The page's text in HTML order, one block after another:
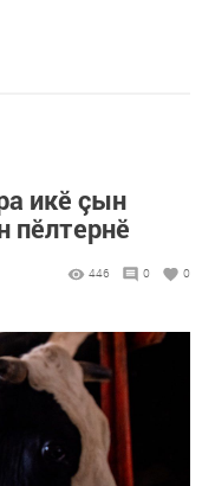
икӗ çын
пӗлтернӗ
446 0 0